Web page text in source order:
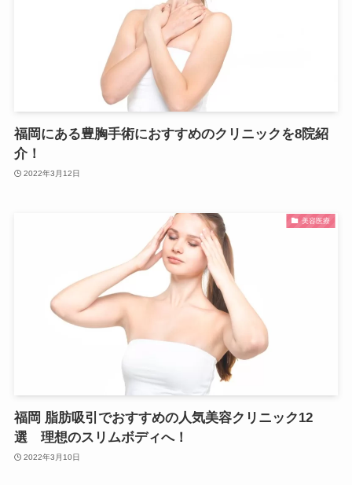
福岡にある豊胸手術におすすめのクリニックを8院紹
介！
2022年3月12日
美容医療
福岡 脂肪吸引でおすすめの人気美容クリニック12
選 理想のスリムボディへ！
2022年3月10日